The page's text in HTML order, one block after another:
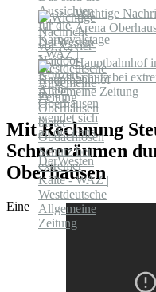
Wichtige
Arena
DerWesten
Hauptbahnhof
Schutz bei
Allgemeine Zeitung
Mit Rechnung
Schneeräumen
Oberhausen
Eine